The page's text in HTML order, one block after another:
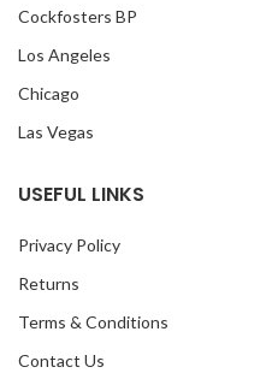
Cockfosters BP
Los Angeles
Chicago
Las Vegas
USEFUL LINKS
Privacy Policy
Returns
Terms & Conditions
Contact Us